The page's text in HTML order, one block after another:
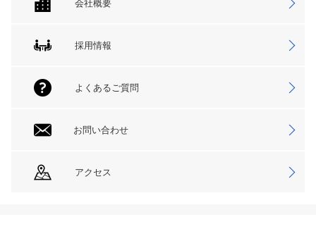
会社概要
採用情報
よくあるご質問
お問い合わせ
アクセス